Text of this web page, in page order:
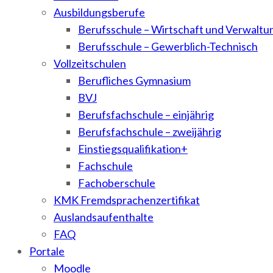
Ausbildungsberufe
Berufsschule – Wirtschaft und
Berufsschule – Gewerblich-Technisch
Vollzeitschulen
Berufliches Gymnasium
BVJ
Berufsfachschule – einjährig
Berufsfachschule – zweijährig
Einstiegsqualifikation+
Fachschule
Fachoberschule
KMK Fremdsprachenzertifikat
Auslandsaufenthalte
FAQ
Portale
Moodle